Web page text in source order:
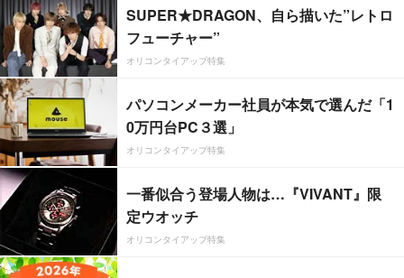
SUPER★DRAGON、自ら描いた”レトロ
フューチャー”
オリコンタイアップ特集
パソコンメーカー社員が本気で選んだ「1
0万円台PC３選」
オリコンタイアップ特集
一番似合う登場人物は…『VIVANT』限
定ウオッチ
オリコンタイアップ特集